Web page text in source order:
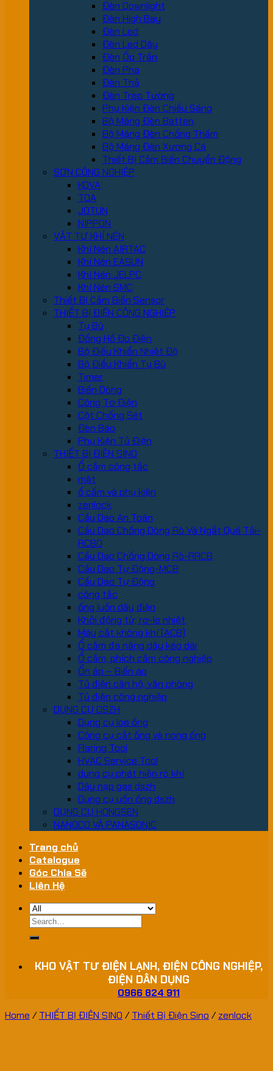
Đèn Downlight
Đèn High Bay
Đèn Led
Đèn Led Dây
Đèn Ốp Trần
Đèn Pha
Đèn Thả
Đèn Treo Tường
Phụ Kiện Đèn Chiếu Sáng
Bộ Máng Đèn Batten
Bộ Máng Đèn Chống Thấm
Bộ Máng Đèn Xương Cá
Thiết Bị Cảm Biến Chuyển Động
SƠN CÔNG NGHIỆP
KOVA
TOA
JOTUN
NIPPON
VẬT TƯ KHÍ NÉN
Khí Nén AIRTAC
Khí Nén EASUN
Khí Nén JELPC
Khí Nén SMC
Thiết Bị Cảm Biến Sensor
THIẾT BỊ ĐIỆN CÔNG NGHIỆP
Tụ Bù
Đồng Hồ Đo Điện
Bộ Điều Khiển Nhiệt Độ
Bộ Điều Khiển Tụ Bù
Timer
Biến Dòng
Công Tơ Điện
Cột Chống Sét
Đèn Báo
Phụ Kiện Tủ Điện
THIẾT BỊ ĐIỆN SINO
Ổ cắm công tắc
mặt
ổ cấm và phụ kiện
zenlock
Cầu Dao An Toàn
Cầu Dao Chống Dòng Rò Và Ngắt Quá Tải-
RCBO
Cầu Dao Chống Dòng Rò-RRCB
Cầu Dao Tự Động-MCB
Cầu Dao Tự Động
công tắc
ống luồn dây điện
Khởi động từ, rơ-le nhiệt
Máy cắt không khí (ACB)
Ổ cắm đa năng dây kéo dài
Ổ cắm, phích cắm công nghiệp
Ổn áp – Biến áp
Tủ điện căn hộ, văn phòng
Tủ điện công nghiệp
DỤNG CỤ DSZH
Dụng cụ loe ống
Công cụ cắt ống và nong ống
Flaring Tool
HVAC Service Tool
dung cụ phát hiện rò khí
Dây nạp gas dszh
Dụng cụ uốn ống dszh
DỤNG CỤ HONGSEN
NANOCO VÀ PANASONIC
Trang chủ
Catalogue
Góc Chia Sẽ
Liên Hệ
Search
for:
KHO VẬT TƯ ĐIỆN LẠNH, ĐIỆN CÔNG NGHIỆP,
ĐIỆN DÂN DỤNG
0966 824 911
Home / THIẾT BỊ ĐIỆN SINO / Thiết Bị Điện Sino / zenlock